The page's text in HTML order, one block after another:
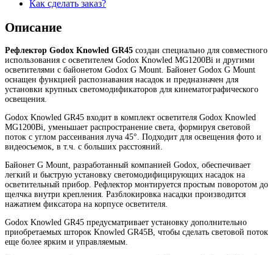
Как сделать заказ?
Описание
Рефлектор Godox Knowled GR45 создан специально для совместного
использования с осветителем Godox Knowled MG1200Bi и другими
осветителями с байонетом Godox G Mount. Байонет Godox G Mount
оснащен функцией распознавания насадок и предназначен для
установки крупных светомодификаторов для кинематографического
освещения.
Godox Knowled GR45 входит в комплект осветителя Godox Knowled
MG1200Bi, уменьшает распространение света, формируя световой
поток с углом рассеивания луча 45°. Подходит для освещения фото и
видеосъемок, в т.ч. с больших расстояний.
Байонет G Mount, разработанный компанией Godox, обеспечивает
легкий и быструю установку светомодифицирующих насадок на
осветительный прибор. Рефлектор монтируется простым поворотом до
щелчка внутри крепления. Разблокировка насадки производится
нажатием фиксатора на корпусе осветителя.
Godox Knowled GR45 предусматривает установку дополнительно
приобретаемых шторок Knowled GR45B, чтобы сделать световой поток
еще более ярким и управляемым.